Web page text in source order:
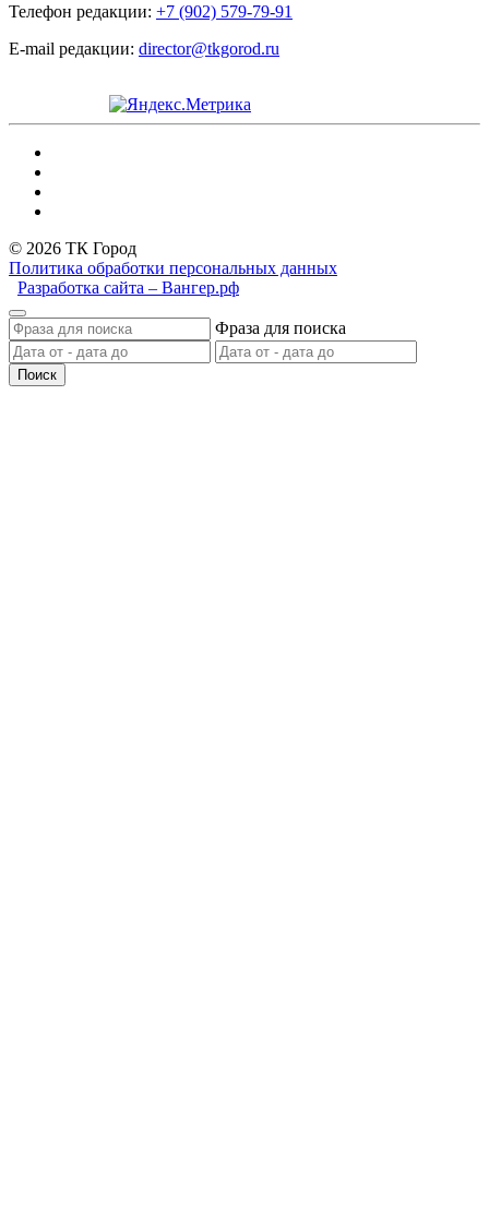
Телефон редакции: +7 (902) 579-79-91
E-mail редакции: director@tkgorod.ru
© 2026 ТК Город
Политика обработки персональных данных
Разработка сайта – Вангер.рф
Фраза для поиска
Поиск